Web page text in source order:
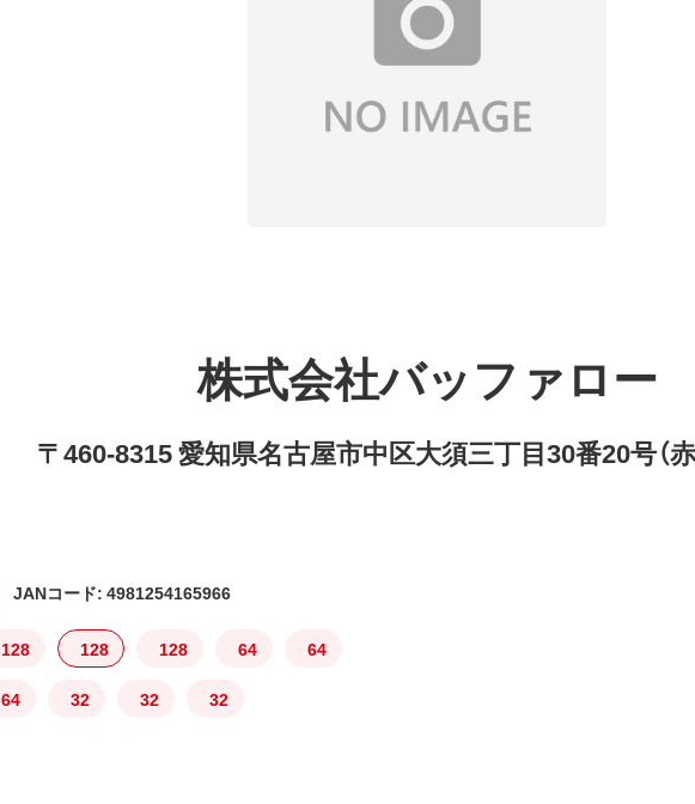
株式会社バッファロー
〒460-8315 愛知県名古屋市中区大須三丁目30番20号（
JANコード: 4981254165966
128 128 128 64 64
64 32 32 32